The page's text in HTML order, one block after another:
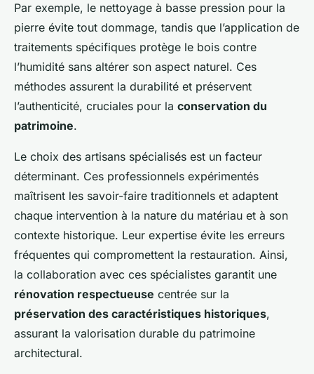
Par exemple, le nettoyage à basse pression pour la
pierre évite tout dommage, tandis que l’application de
traitements spécifiques protège le bois contre
l’humidité sans altérer son aspect naturel. Ces
méthodes assurent la durabilité et préservent
l’authenticité, cruciales pour la conservation du
patrimoine.
Le choix des artisans spécialisés est un facteur
déterminant. Ces professionnels expérimentés
maîtrisent les savoir-faire traditionnels et adaptent
chaque intervention à la nature du matériau et à son
contexte historique. Leur expertise évite les erreurs
fréquentes qui compromettent la restauration. Ainsi,
la collaboration avec ces spécialistes garantit une
rénovation respectueuse centrée sur la
préservation des caractéristiques historiques,
assurant la valorisation durable du patrimoine
architectural.